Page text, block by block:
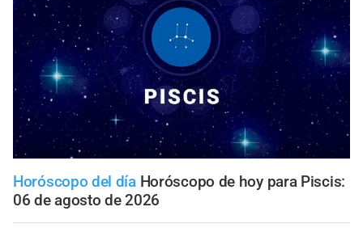
Horóscopo del día Horóscopo de hoy para Piscis:
06 de agosto de 2026